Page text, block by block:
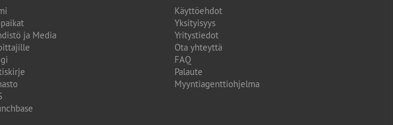
ja Media
Käyttöehdot
Yksityisyys
Yritystiedot
Ota yhteyttä
FAQ
Palaute
Myyntiagenttiohjelma